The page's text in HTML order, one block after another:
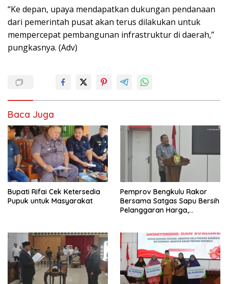
“Ke depan, upaya mendapatkan dukungan pendanaan
dari pemerintah pusat akan terus dilakukan untuk
mempercepat pembangunan infrastruktur di daerah,”
pungkasnya. (Adv)
Baca Juga
Bupati Rifai Cek Ketersedia
Pupuk untuk Masyarakat
Pemprov Bengkulu Rakor
Bersama Satgas Sapu Bersih
Pelanggaran Harga,
Masih Jadi Sorotan